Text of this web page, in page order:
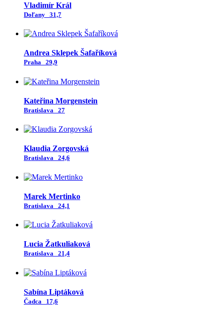
Vladimír Král
Doľany 31,7
Andrea Sklepek Šafaříková
Praha 29,9
Kateřina Morgenstein
Bratislava 27
Klaudia Zorgovská
Bratislava 24,6
Marek Mertinko
Bratislava 24,1
Lucia Žatkuliaková
Bratislava 21,4
Sabína Liptáková
Čadca 17,6